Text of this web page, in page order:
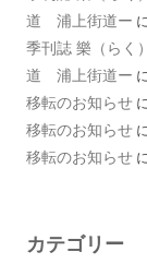
道 浦上街道ー
季刊誌 樂（ら
道 浦上街道ー
移転のお知らせ
移転のお知らせ
移転のお知らせ
カテゴリー